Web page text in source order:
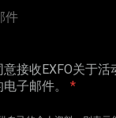
意接收EXFO关于
子邮件。